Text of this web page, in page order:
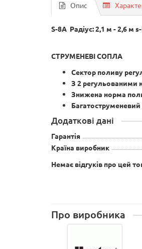
Опис
S-8A Радіус: 2,1 м - 2,6 м
СТРУМЕНЕВІ СОПЛА
Сектор поливу
З 2 регульованими
Знижена норма
Багатоструменевий
Додаткові дані
Гарантія
Країна виробник
Немає відгуків про цей
Про виробника